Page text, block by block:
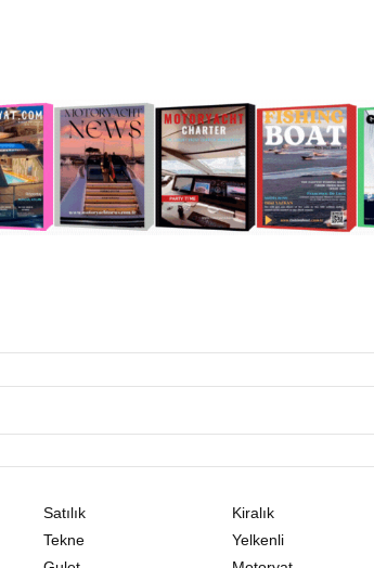
Satılık
Kiralık
Tekne
Yelkenli